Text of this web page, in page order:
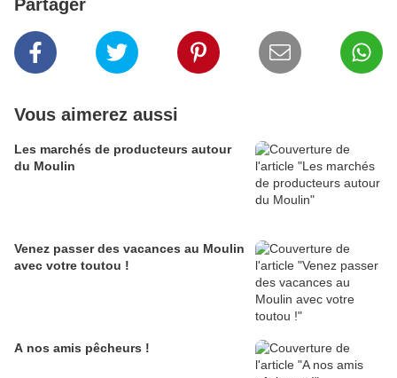
Partager
Vous aimerez aussi
Les marchés de producteurs autour
du Moulin
Venez passer des vacances au Moulin
avec votre toutou !
A nos amis pêcheurs !